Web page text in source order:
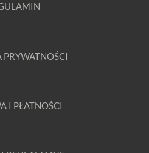
PRYWATNOŚCI
I PŁATNOŚCI